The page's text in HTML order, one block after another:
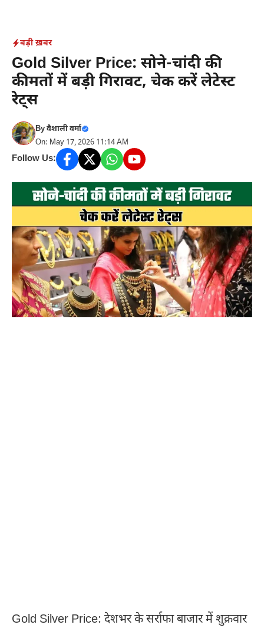
content
बड़ी ख़बर
Gold Silver Price: सोने-चांदी की
कीमतों में बड़ी गिरावट, चेक करें लेटेस्ट
रेट्स
Byवैशाली वर्मा
On: May 17, 2026 11:14 AM
Follow Us:
Gold Silver Price: देशभर के सर्राफा बाजार में शुक्रवार